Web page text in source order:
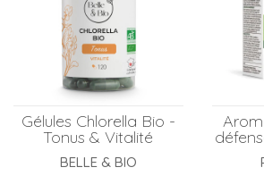
Gélules Chlorella Bio -
Tonus & Vitalité
BELLE & BIO